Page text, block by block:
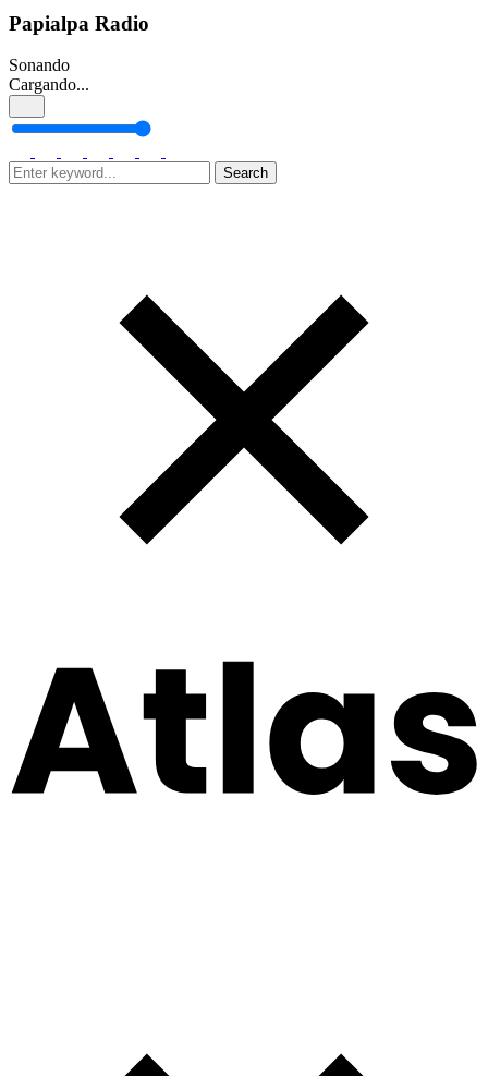
Papialpa Radio
Sonando
Cargando...
Search